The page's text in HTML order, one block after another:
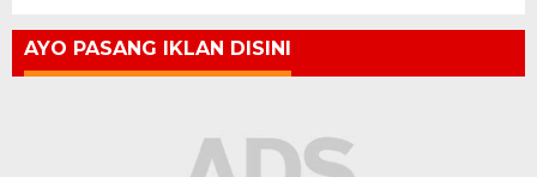
AYO PASANG IKLAN DISINI